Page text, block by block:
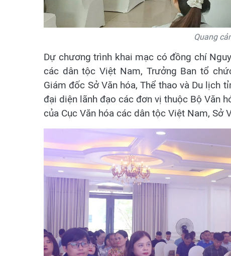
Quang
Dự chương trình khai mạc có đồng chí
các dân tộc Việt Nam, Trưởng Ban tổ
Giám đốc Sở Văn hóa, Thể thao và Du lịch
đại diện lãnh đạo các đơn vị thuộc Bộ Văn
của Cục Văn hóa các dân tộc Việt Nam, Sở